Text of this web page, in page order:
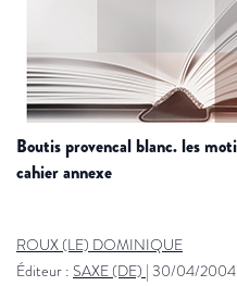
boutis provencal blanc. les motifs grandeur nature joints en
cahier annexe
ROUX (LE) DOMINIQUE
Éditeur : SAXE (DE) | 30/04/2004